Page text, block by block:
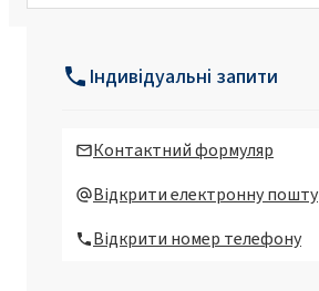
Індивідуальні запити
Контактний формуляр
Відкрити електронну пошту
Відкрити номер телефону